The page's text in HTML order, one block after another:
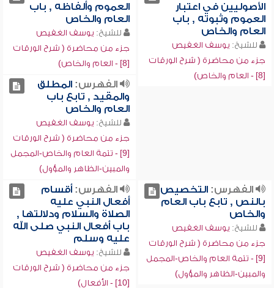
الأصوليين في اعتبار
العموم وثبوته , باب
العام والخاص
للشيخ: يوسف الغفيص
جزء من محاضرة ( شرح الورقات
[8] - العام والخاص)
العموم وألفاظه , باب
العام والخاص
للشيخ: يوسف الغفيص
جزء من محاضرة ( شرح الورقات
[8] - العام والخاص)
الفهرس:المطلق
والمقيد , تابع باب
العام والخاص
للشيخ: يوسف الغفيص
جزء من محاضرة ( شرح الورقات
[9] - تتمة العام والخاص-المجمل
والمبين-الظاهر والمؤول)
الفهرس:التخصيص
بالنص , تابع باب العام
والخاص
للشيخ: يوسف الغفيص
جزء من محاضرة ( شرح الورقات
[9] - تتمة العام والخاص-المجمل
والمبين-الظاهر والمؤول)
الفهرس:أقسام
أفعال النبي عليه
الصلاة والسلام ودلالتها ,
باب أفعال النبي صلى الله
عليه وسلم
للشيخ: يوسف الغفيص
جزء من محاضرة ( شرح الورقات
[10] - الأفعال)